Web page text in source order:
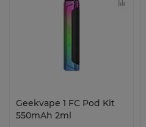
Geekvape 1 FC Pod Kit
550mAh 2ml